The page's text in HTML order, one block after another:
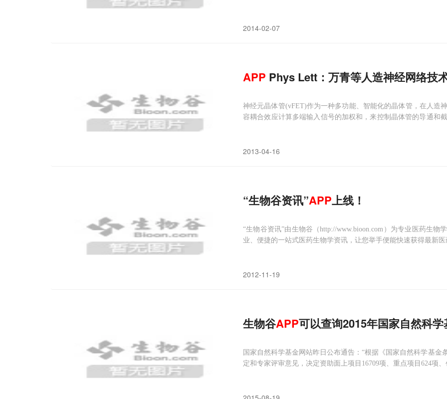
2014-02-07
APP Phys Lett：万青等人造神经网络技
神经元晶体管(vFET)作为一种多功能、智能化的晶体管，在人造
容耦合效应计算多端输入信号的加权和，来控制晶体管的导通和
2013-04-16
“生物谷资讯”APP上线！
“生物谷资讯”由生物谷（http://www.bioon.com）为专业医药生物
业、便捷的一站式医药生物学资讯，让您举手便能快速获得最新医
2012-11-19
生物谷APP可以查询2015年国家自然科学
国家自然科学基金网站昨日公布通告：“根据《国家自然科学基
定和专家评审意见，决定资助面上项目16709项、重点项目624项